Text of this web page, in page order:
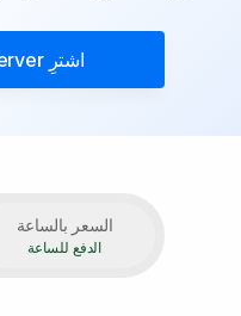
اشترِ
السعر بالساعة
الدفع للساعة